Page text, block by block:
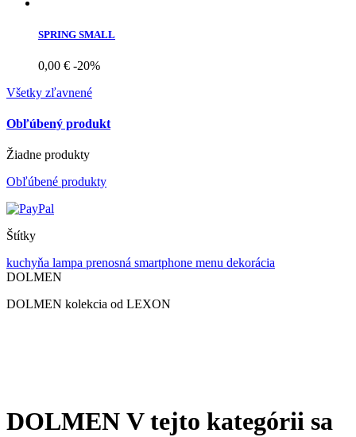
SPRING SMALL
0,00 € -20%
Všetky zľavnené
Obľúbený produkt
Žiadne produkty
Obľúbené produkty
Štítky
kuchyňa lampa prenosná smartphone menu dekorácia
DOLMEN
DOLMEN kolekcia od LEXON
DOLMEN V tejto kategórii sa